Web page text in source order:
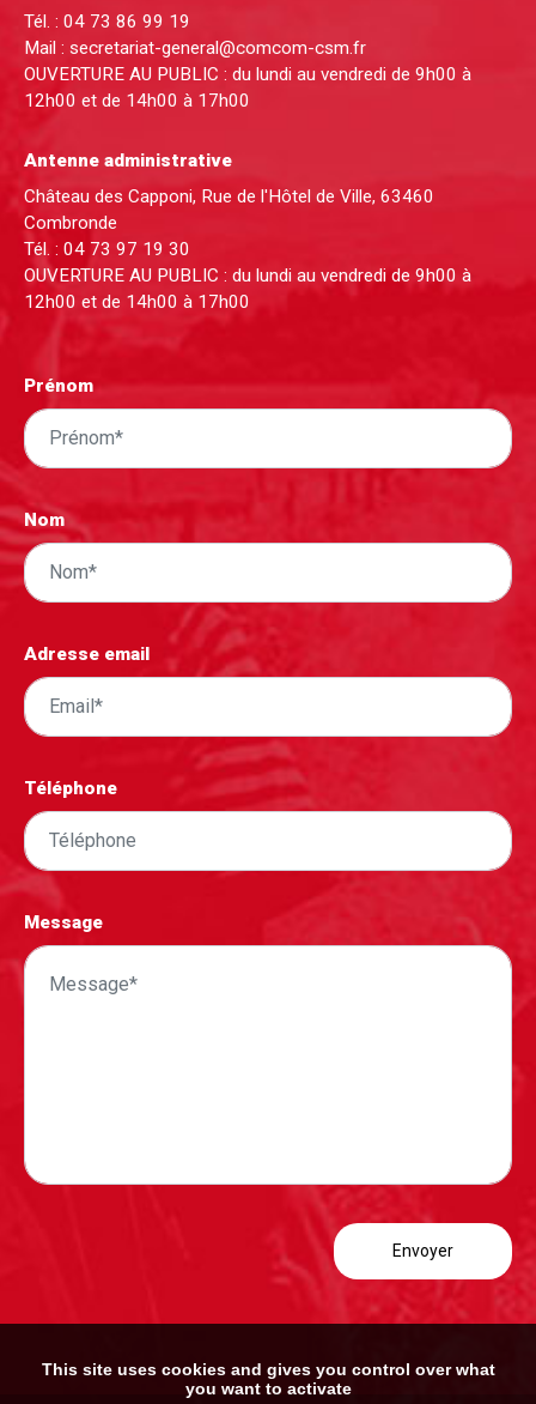
Tél. : 04 73 86 99 19
Mail : secretariat-general@comcom-csm.fr
OUVERTURE AU PUBLIC : du lundi au vendredi de 9h00 à
12h00 et de 14h00 à 17h00
Antenne administrative
Château des Capponi, Rue de l'Hôtel de Ville, 63460
Combronde
Tél. : 04 73 97 19 30
OUVERTURE AU PUBLIC : du lundi au vendredi de 9h00 à
12h00 et de 14h00 à 17h00
Prénom
Nom
Adresse email
Téléphone
Message
This site uses cookies and gives you control over what
you want to activate